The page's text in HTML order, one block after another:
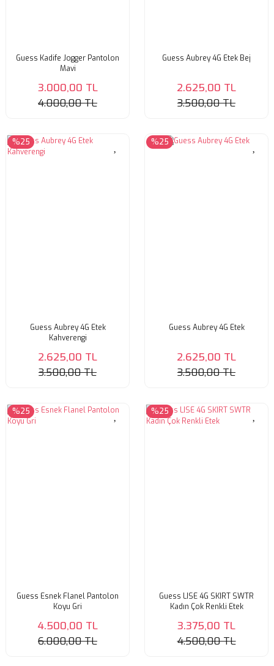
Guess Kadife Jogger Pantolon
Mavi
3.000,00 TL
4.000,00 TL
Guess Aubrey 4G Etek Bej
2.625,00 TL
3.500,00 TL
%25
Guess Aubrey 4G Etek
Kahverengi
2.625,00 TL
3.500,00 TL
%25
Guess Aubrey 4G Etek
2.625,00 TL
3.500,00 TL
%25
Guess Esnek Flanel Pantolon
Koyu Gri
4.500,00 TL
6.000,00 TL
%25
Guess LISE 4G SKIRT SWTR
Kadın Çok Renkli Etek
3.375,00 TL
4.500,00 TL